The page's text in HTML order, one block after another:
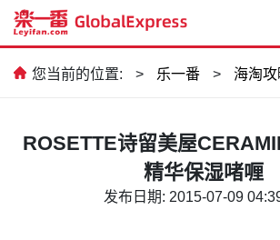
您当前的位置: > 乐一番 > 海淘
ROSETTE诗留美屋
精华保湿啫喱
发布日期: 2015-07-09